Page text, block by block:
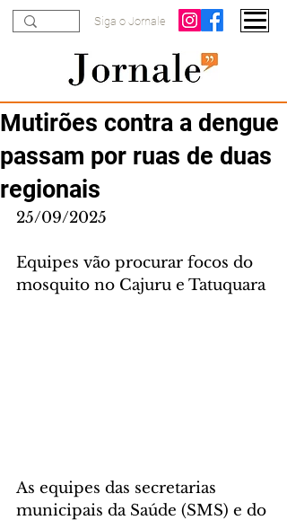
Siga o Jornale
Mutirões contra a dengue
passam por ruas de duas
regionais
25/09/2025
Equipes vão procurar focos do
mosquito no Cajuru e Tatuquara
As equipes das secretarias
municipais da Saúde (SMS) e do